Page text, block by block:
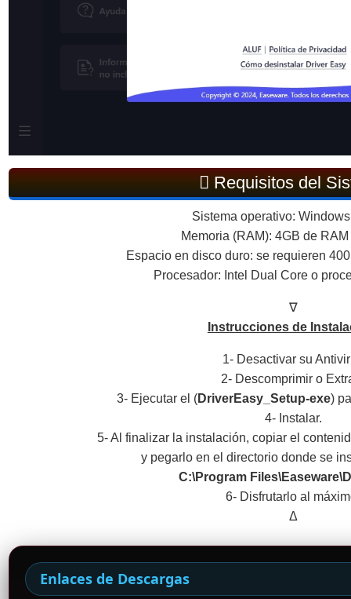
Requisitos del
Sistema operativo:
Memoria (RAM): 4GB de
Espacio en disco duro: se requieren
Procesador: Intel Dual Core o
∇
Instrucciones de
1- Desactivar su
2- Descomprimir o
3- Ejecutar el (DriverEasy_Setup-exe)
4- Instalar.
5- Al finalizar la instalación, copiar el
y pegarlo en el directorio donde se
C:\Program
6- Disfrutarlo al
Δ
Enlaces de Descargas